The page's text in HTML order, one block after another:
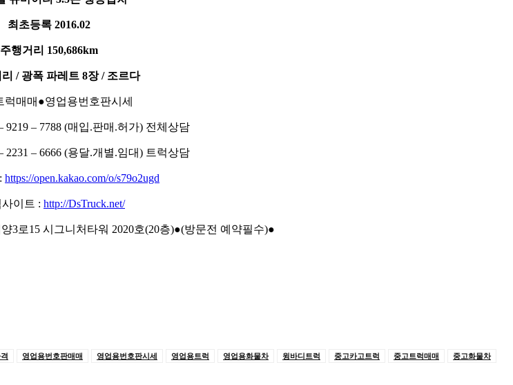
최초등록 2016.02
주행거리 150,686km
/ 광폭 파레트 8장 / 조르다
럭매매●영업용번호판시세
9219 – 7788 (매입.판매.허가) 전체상담
2231 – 6666 (용달.개별.임대) 트럭상담
https://open.kakao.com/o/s79o2ugd
이트 : http://DsTruck.net/
3로15 시그니처타워 2020호(20층)●(방문전 예약필수)●
영업용번호판매매 영업용번호판시세 영업용트럭 영업용화물차 윙바디트럭 중고카고트럭 중고트럭매매
중고화물차